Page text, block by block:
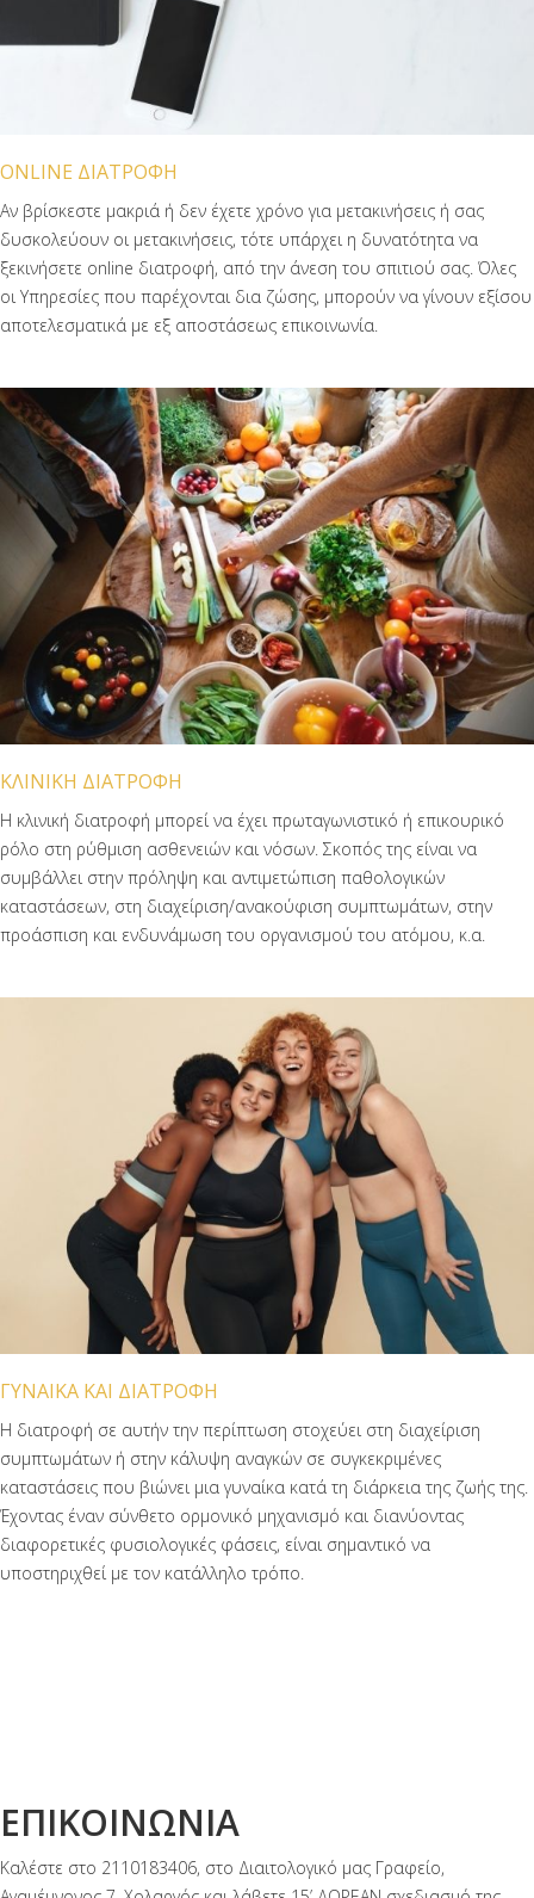
ONLINE ΔΙΑΤΡΟΦΗ
Αν βρίσκεστε μακριά ή δεν έχετε χρόνο για μετακινήσεις ή σας
δυσκολεύουν οι μετακινήσεις, τότε υπάρχει η δυνατότητα να
ξεκινήσετε online διατροφή, από την άνεση του σπιτιού σας. Όλες
οι Υπηρεσίες που παρέχονται δια ζώσης, μπορούν να γίνουν εξίσου
αποτελεσματικά με εξ αποστάσεως επικοινωνία.
ΚΛΙΝΙΚΗ ΔΙΑΤΡΟΦΗ
Η κλινική διατροφή μπορεί να έχει πρωταγωνιστικό ή επικουρικό
ρόλο στη ρύθμιση ασθενειών και νόσων. Σκοπός της είναι να
συμβάλλει στην πρόληψη και αντιμετώπιση παθολογικών
καταστάσεων, στη διαχείριση/ανακούφιση συμπτωμάτων, στην
προάσπιση και ενδυνάμωση του οργανισμού του ατόμου, κ.α.
ΓΥΝΑΙΚΑ ΚΑΙ ΔΙΑΤΡΟΦΗ
Η διατροφή σε αυτήν την περίπτωση στοχεύει στη διαχείριση
συμπτωμάτων ή στην κάλυψη αναγκών σε συγκεκριμένες
καταστάσεις που βιώνει μια γυναίκα κατά τη διάρκεια της ζωής της.
Έχοντας έναν σύνθετο ορμονικό μηχανισμό και διανύοντας
διαφορετικές φυσιολογικές φάσεις, είναι σημαντικό να
υποστηριχθεί με τον κατάλληλο τρόπο.
ΕΠΙΚΟΙΝΩΝΙΑ
Καλέστε στο 2110183406, στο Διαιτολογικό μας Γραφείο,